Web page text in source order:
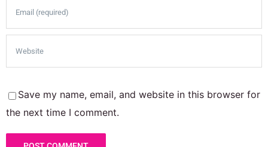
Save my name, email, and website in this browser for
the next time I comment.